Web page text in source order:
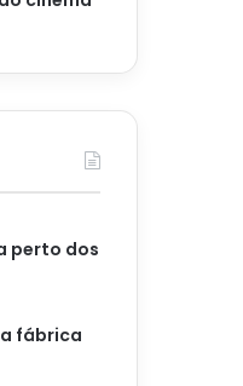
perto dos
fábrica